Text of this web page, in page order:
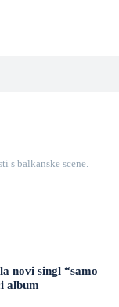
balkanske scene.
novi singl “samo
album